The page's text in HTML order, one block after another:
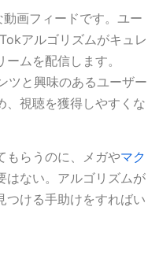
画フィードです。ユー
アルゴリズムがキュレ
ムを配信します。
ツと興味のあるユーザー
、視聴を獲得しやすくな
もらうのに、メガやマク
はない。アルゴリズムが
つける手助けをすればい